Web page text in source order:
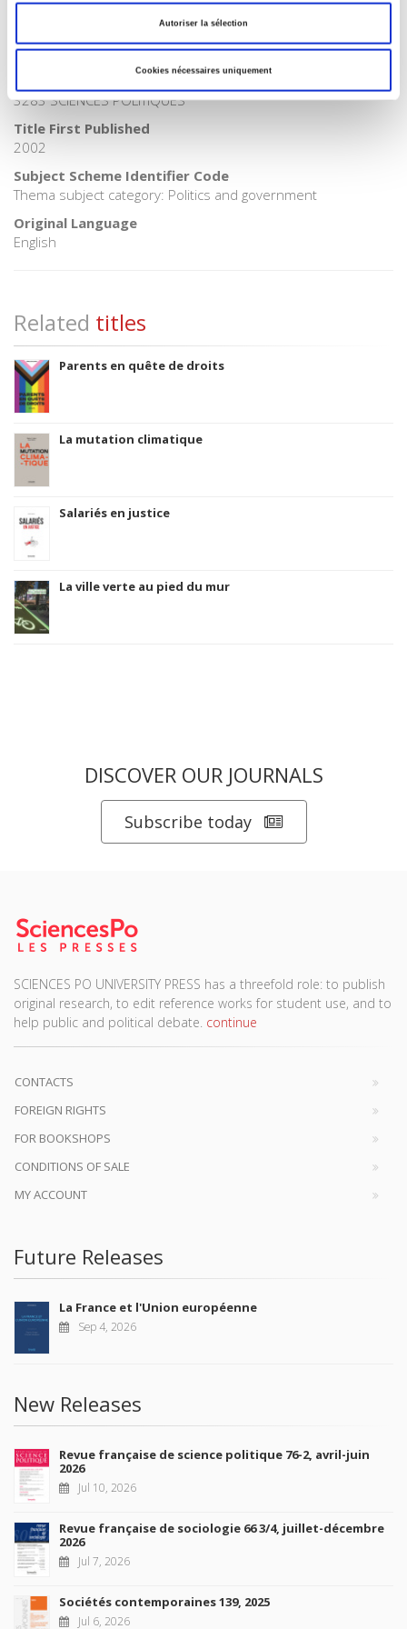
Autoriser la sélection
Cookies nécessaires uniquement
POL000000 POLITICAL SCIENCE
06 Professional and scholarly
3283 SCIENCES POLITIQUES
Title First Published
2002
Subject Scheme Identifier Code
Thema subject category: Politics and government
Original Language
English
Related titles
Parents en quête de droits
La mutation climatique
Salariés en justice
La ville verte au pied du mur
DISCOVER OUR JOURNALS
Subscribe today
SCIENCES PO UNIVERSITY PRESS has a threefold role: to publish
original research, to edit reference works for student use, and to
help public and political debate. continue
CONTACTS
FOREIGN RIGHTS
FOR BOOKSHOPS
CONDITIONS OF SALE
MY ACCOUNT
Future Releases
La France et l'Union européenne
Sep 4, 2026
New Releases
Revue française de science politique 76-2, avril-juin
2026
Jul 10, 2026
Revue française de sociologie 66 3/4, juillet-décembre
2026
Jul 7, 2026
Sociétés contemporaines 139, 2025
Jul 6, 2026